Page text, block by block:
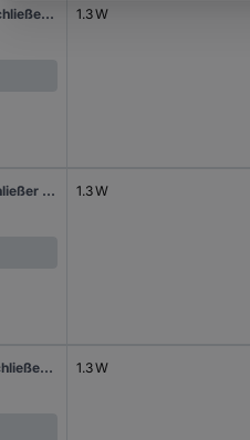
Schneider Electric A9C20232 Installationsschütz 2 Schließer 1.3 W 250 V/AC 25 A 1 St. 1.3 W
Schneider Electric A9C20531 Installationsschütz 1 Schließer 1.3 W 250 V/AC 25 A 1 St. 1.3 W
Schneider Electric A9C20532 Installationsschütz 2 Schließer 1.3 W 250 V/AC 25 A 1 St. 1.3 W